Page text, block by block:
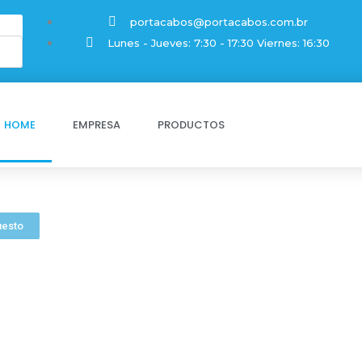
portacabos@portacabos.com.br
Lunes - Jueves: 7:30 - 17:30 Viernes: 16:30
HOME EMPRESA PRODUCTOS